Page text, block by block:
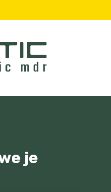
voor vertalingen
je